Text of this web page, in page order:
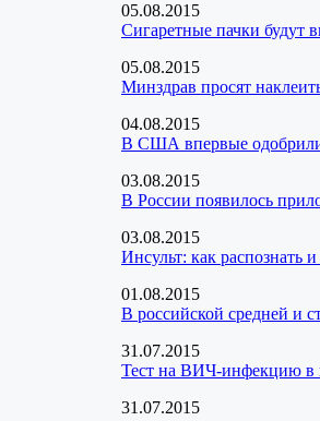
05.08.2015
Сигаретные пачки будут
05.08.2015
Минздрав просят
04.08.2015
В США впервые одобрили
03.08.2015
В России появилось
03.08.2015
Инсульт: как распознать
01.08.2015
В российской средней и
31.07.2015
Тест на ВИЧ-инфекцию в
31.07.2015